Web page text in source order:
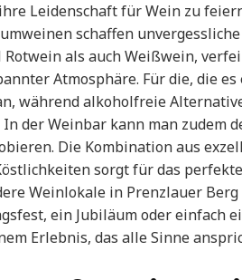
Leidenschaft für Wein zu
schaffen unvergessliche
als auch Weißwein,
Atmosphäre. Für die, die
während alkoholfreie
der Weinbar kann man zudem
Die Kombination aus
sorgt für das
Weinlokale in Prenzlauer
ein Jubiläum oder einfach
Erlebnis, das alle Sinne